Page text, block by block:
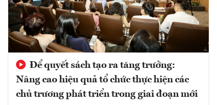
Để quyết sách tạo ra tăng trưởng:
Nâng cao hiệu quả tổ chức thực hiện các
chủ trương phát triển trong giai đoạn mới